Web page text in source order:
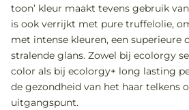
toon’ kleur maakt tevens gebruik
is ook verrijkt met pure truffelolie,
met intense kleuren, een superieure
stralende glans. Zowel bij ecolorgy
color als bij ecolorgy+ long lasting
de gezondheid van het haar telkens
uitgangspunt.